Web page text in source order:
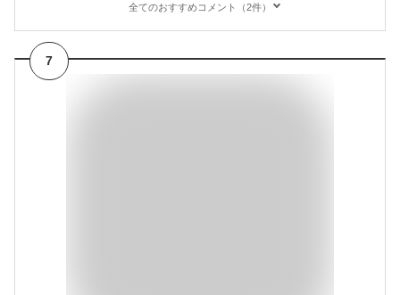
全てのおすすめコメント（2件）
7